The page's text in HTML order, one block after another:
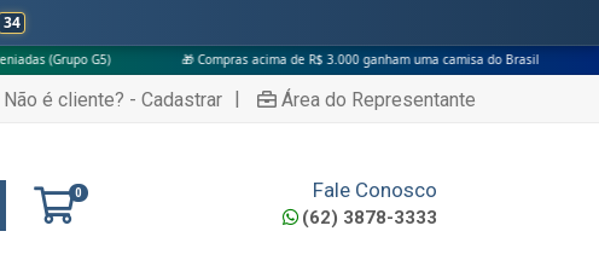
33
🎁 Compras acima de R$ 3.000 ganham uma camisa do Brasil
Não é cliente? - Cadastrar | Área do Representante
0 Fale Conosco
(62) 3878-3333